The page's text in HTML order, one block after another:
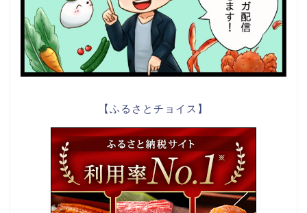
【ふるさとチョイス】